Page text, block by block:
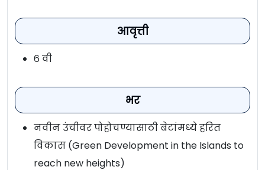
आवृत्ती
६ वी
भर
नवीन उंचीवर पोहोचण्यासाठी बेटांमध्ये हरित
विकास (Green Development in the Islands to
reach new heights)